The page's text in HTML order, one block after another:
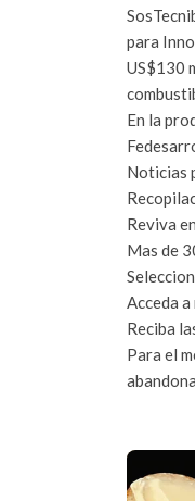
para
US$130
En la
Noticias
Reviva
Mas de
Acceda
Reciba
Para el